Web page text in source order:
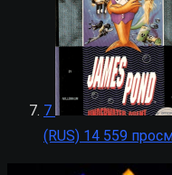
7
(RUS) 14 559